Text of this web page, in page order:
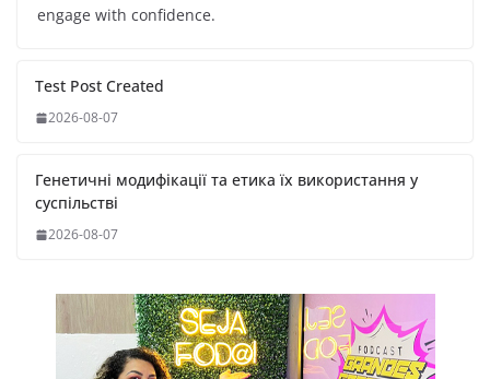
engage with confidence.
Test Post Created
2026-08-07
Генетичні модифікації та етика їх використання у
суспільстві
2026-08-07